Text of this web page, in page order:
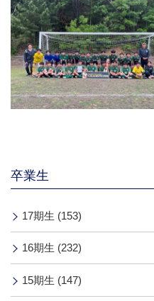
卒業生
17期生 (153)
16期生 (232)
15期生 (147)